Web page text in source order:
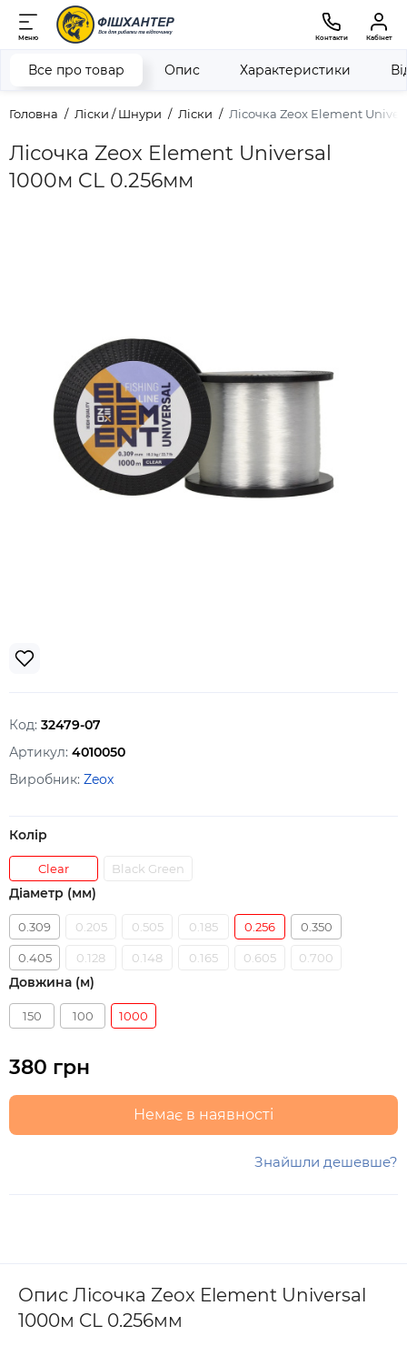
Меню Контакти Кабінет
Головна Ліски / Шнури Ліски Лісочка Zeox Element
Лісочка Zeox Element Universal
1000м CL 0.256мм
Все про товар Опис Характеристики
Код: 32479-07
Артикул: 4010050
Виробник: Zeox
Колір
Clear Black Green
Діаметр (мм)
0.309 0.205 0.505 0.185 0.256 0.350
0.405 0.128 0.148 0.165 0.605 0.700
Довжина (м)
150 100 1000
380 грн
Немає в наявності
Знайшли дешевше?
Опис Лісочка Zeox Element Universal
1000м CL 0.256мм